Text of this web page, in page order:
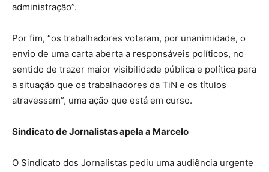
administração”.
Por fim, “os trabalhadores votaram, por unanimidade, o
envio de uma carta aberta a responsáveis políticos, no
sentido de trazer maior visibilidade pública e política para
a situação que os trabalhadores da TiN e os títulos
atravessam”, uma ação que está em curso.
Sindicato de Jornalistas apela a Marcelo
O Sindicato dos Jornalistas pediu uma audiência urgente